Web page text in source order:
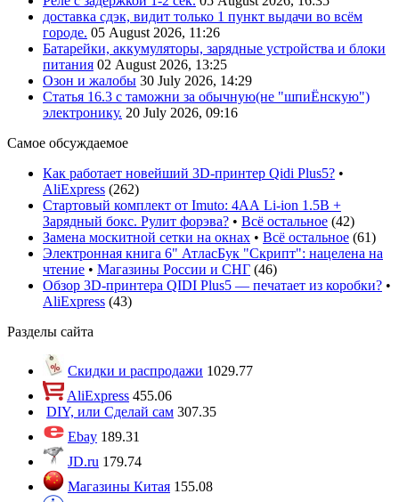
доставка сдэк, видит только 1 пункт выдачи во всём
городе. 05 August 2026, 11:26
Батарейки, аккумуляторы, зарядные устройства и блоки
питания 02 August 2026, 13:25
Озон и жалобы 30 July 2026, 14:29
Статья 16.3 с таможни за обычную(не "шпиЁнскую")
электронику. 20 July 2026, 09:16
Самое обсуждаемое
Как работает новейший 3D-принтер Qidi Plus5? •
AliExpress (262)
Стартовый комплект от Imuto: 4АА Li-ion 1.5В +
Зарядный бокс. Рулит форэва? • Всё остальное (42)
Замена москитной сетки на окнах • Всё остальное (61)
Электронная книга 6" АтласБук "Скрипт": нацелена на
чтение • Магазины России и СНГ (46)
Обзор 3D-принтера QIDI Plus5 — печатает из коробки? •
AliExpress (43)
Разделы сайта
Скидки и распродажи 1029.77
AliExpress 455.06
DIY, или Сделай сам 307.35
Ebay 189.31
JD.ru 179.74
Магазины Китая 155.08